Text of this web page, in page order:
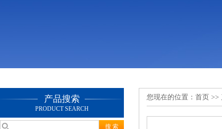
产品搜索
PRODUCT SEARCH
您现在的位置： 首页 >>